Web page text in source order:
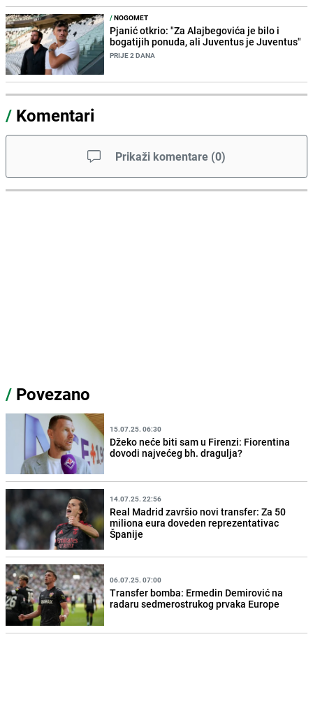
/NOGOMET
Pjanić otkrio: "Za Alajbegovića je bilo i
bogatijih ponuda, ali Juventus je Juventus"
PRIJE 2 DANA
/ Komentari
Prikaži komentare (0)
/ Povezano
15.07.25. 06:30
Džeko neće biti sam u Firenzi: Fiorentina
dovodi najvećeg bh. dragulja?
14.07.25. 22:56
Real Madrid završio novi transfer: Za 50
miliona eura doveden reprezentativac
Španije
06.07.25. 07:00
Transfer bomba: Ermedin Demirović na
radaru sedmerostrukog prvaka Europe